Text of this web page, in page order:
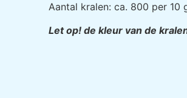
Aantal kralen: ca. 800 per 10
Let op! de kleur van de